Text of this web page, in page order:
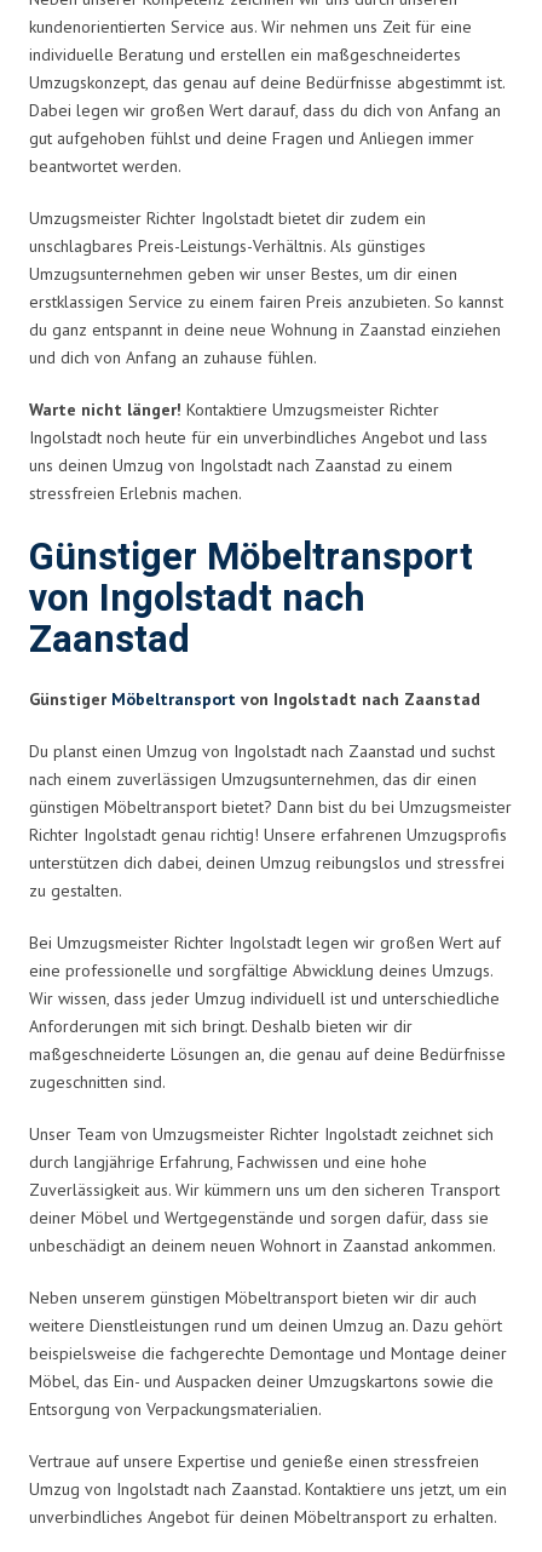
kundenorientierten Service aus. Wir nehmen uns Zeit für eine
individuelle Beratung und erstellen ein maßgeschneidertes
Umzugskonzept, das genau auf deine Bedürfnisse abgestimmt ist.
Dabei legen wir großen Wert darauf, dass du dich von Anfang an
gut aufgehoben fühlst und deine Fragen und Anliegen immer
beantwortet werden.
Umzugsmeister Richter Ingolstadt bietet dir zudem ein
unschlagbares Preis-Leistungs-Verhältnis. Als günstiges
Umzugsunternehmen geben wir unser Bestes, um dir einen
erstklassigen Service zu einem fairen Preis anzubieten. So kannst
du ganz entspannt in deine neue Wohnung in Zaanstad einziehen
und dich von Anfang an zuhause fühlen.
Warte nicht länger! Kontaktiere Umzugsmeister Richter
Ingolstadt noch heute für ein unverbindliches Angebot und lass
uns deinen Umzug von Ingolstadt nach Zaanstad zu einem
stressfreien Erlebnis machen.
Günstiger Möbeltransport
von Ingolstadt nach
Zaanstad
Günstiger Möbeltransport von Ingolstadt nach Zaanstad
Du planst einen Umzug von Ingolstadt nach Zaanstad und suchst
nach einem zuverlässigen Umzugsunternehmen, das dir einen
günstigen Möbeltransport bietet? Dann bist du bei Umzugsmeister
Richter Ingolstadt genau richtig! Unsere erfahrenen Umzugsprofis
unterstützen dich dabei, deinen Umzug reibungslos und stressfrei
zu gestalten.
Bei Umzugsmeister Richter Ingolstadt legen wir großen Wert auf
eine professionelle und sorgfältige Abwicklung deines Umzugs.
Wir wissen, dass jeder Umzug individuell ist und unterschiedliche
Anforderungen mit sich bringt. Deshalb bieten wir dir
maßgeschneiderte Lösungen an, die genau auf deine Bedürfnisse
zugeschnitten sind.
Unser Team von Umzugsmeister Richter Ingolstadt zeichnet sich
durch langjährige Erfahrung, Fachwissen und eine hohe
Zuverlässigkeit aus. Wir kümmern uns um den sicheren Transport
deiner Möbel und Wertgegenstände und sorgen dafür, dass sie
unbeschädigt an deinem neuen Wohnort in Zaanstad ankommen.
Neben unserem günstigen Möbeltransport bieten wir dir auch
weitere Dienstleistungen rund um deinen Umzug an. Dazu gehört
beispielsweise die fachgerechte Demontage und Montage deiner
Möbel, das Ein- und Auspacken deiner Umzugskartons sowie die
Entsorgung von Verpackungsmaterialien.
Vertraue auf unsere Expertise und genieße einen stressfreien
Umzug von Ingolstadt nach Zaanstad. Kontaktiere uns jetzt, um ein
unverbindliches Angebot für deinen Möbeltransport zu erhalten.